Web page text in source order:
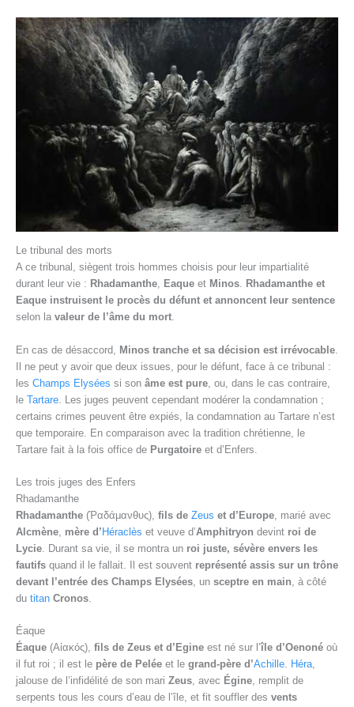
Le tribunal des morts
A ce tribunal, siègent trois hommes choisis pour leur impartialité
durant leur vie : Rhadamanthe, Eaque et Minos. Rhadamanthe et
Eaque instruisent le procès du défunt et annoncent leur sentence
selon la valeur de l’âme du mort.
En cas de désaccord, Minos tranche et sa décision est irrévocable
Il ne peut y avoir que deux issues, pour le défunt, face à ce tribunal :
les Champs Elysées si son âme est pure , ou, dans le cas contraire,
le Tartare . Les juges peuvent cependant modérer la condamnation ;
certains crimes peuvent être expiés, la condamnation au Tartare n’est
que temporaire. En comparaison avec la tradition chrétienne, le
Tartare fait à la fois office de Purgatoire et d’Enfers.
Les trois juges des Enfers
Rhadamanthe
Rhadamanthe (Ῥαδάμανθυς), fils de Zeus et d’Europe , marié avec
Alcmène mère d’ Héraclès et veuve d’Amphitryon devint roi de
Lycie . Durant sa vie, il se montra un roi juste, sévère envers les
fautifs quand il le fallait. Il est souvent représenté assis sur un trône
devant l’entrée des Champs Elysées , un sceptre en main , à côté
du titan Cronos
Éaque
Éaque (Αἰακός), fils de Zeus et d’Egine est né sur l’île d’Oenoné où
il fut roi ; il est le père de Pelée et le grand-père d’Achille. Héra,
jalouse de l’infidélité de son mari Zeus, avec Égine, remplit de
serpents tous les cours d’eau de l’île, et fit souffler des vents